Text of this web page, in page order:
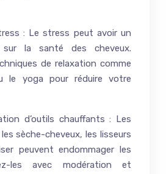
: Le stress peut avoir un
la santé des cheveux.
de relaxation comme
le yoga pour réduire votre
d’outils chauffants : Les
sèche-cheveux, les lisseurs
peuvent endommager les
les avec modération et